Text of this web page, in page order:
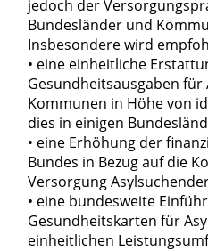
jedoch der
Bundesländer und
Insbesondere wird
• eine einheitliche
Gesundheitsausgaben für
Kommunen in Höhe von
dies in einigen
• eine Erhöhung der
Bundes in Bezug auf die
Versorgung
• eine bundesweite
Gesundheitskarten für
einheitlichen